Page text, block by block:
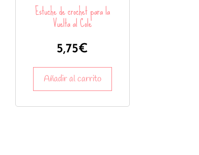
Estuche de crochet para la
Vuelta al Cole
5,75€
Añadir al carrito